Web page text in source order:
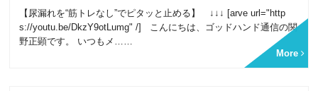
【尿漏れを“筋トレなし”でピタッと止める】 ↓↓↓ [arve url="http
s://youtu.be/DkzY9otLumg" /] こんにちは、ゴッドハンド通信の関
野正顕です。 いつもメ……
More